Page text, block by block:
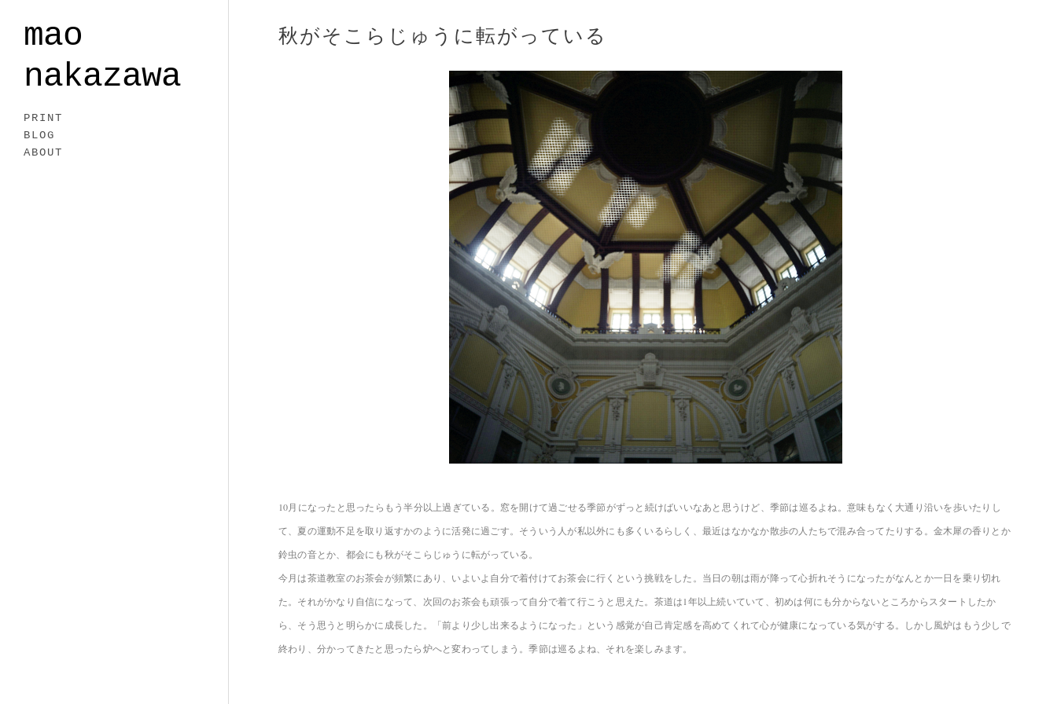
mao
nakazawa
PRINT
BLOG
ABOUT
秋がそこらじゅうに転がっている
10月になったと思ったらもう半分以上過ぎている。窓を開けて過ごせる季節がずっと続けばいいなあと思うけど、季節は巡るよね。意味もなく大通り沿いを歩いたりし
て、夏の運動不足を取り返すかのように活発に過ごす。そういう人が私以外にも多くいるらしく、最近はなかなか散歩の人たちで混み合ってたりする。金木犀の香りとか
鈴虫の音とか、都会にも秋がそこらじゅうに転がっている。
今月は茶道教室のお茶会が頻繁にあり、いよいよ自分で着付けてお茶会に行くという挑戦をした。当日の朝は雨が降って心折れそうになったがなんとか一日を乗り切れ
た。それがかなり自信になって、次回のお茶会も頑張って自分で着て行こうと思えた。茶道は1年以上続いていて、初めは何にも分からないところからスタートしたか
ら、そう思うと明らかに成長した。「前より少し出来るようになった」という感覚が自己肯定感を高めてくれて心が健康になっている気がする。しかし風炉はもう少しで
終わり、分かってきたと思ったら炉へと変わってしまう。季節は巡るよね、それを楽しみます。